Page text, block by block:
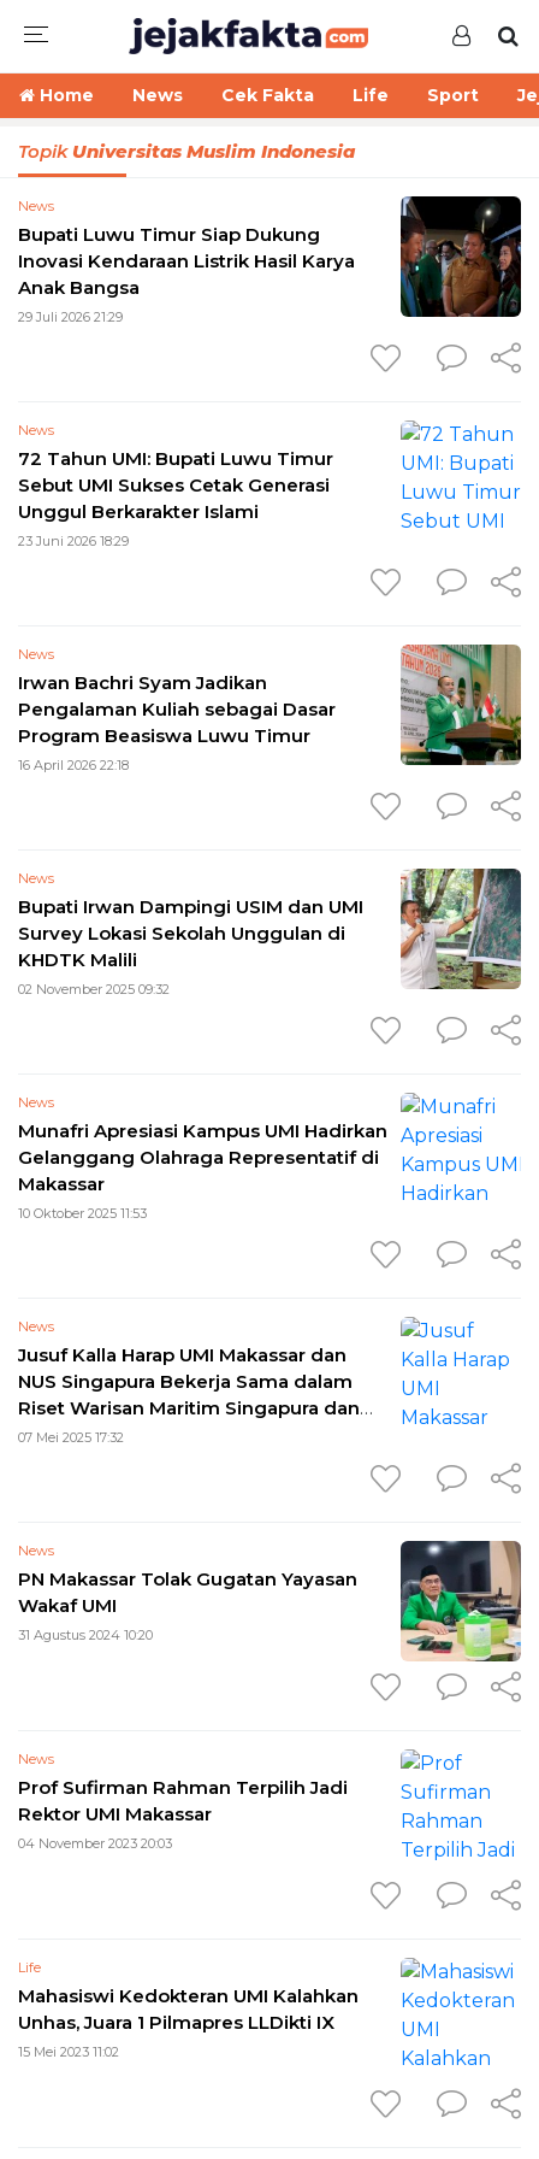
Home News Cek Fakta Life Sport
Topik Universitas Muslim Indonesia
News
Bupati Luwu Timur Siap Dukung
Inovasi Kendaraan Listrik Hasil Karya
Anak Bangsa
29 Juli 2026 21:29
News
72 Tahun UMI: Bupati Luwu Timur
Sebut UMI Sukses Cetak Generasi
Unggul Berkarakter Islami
23 Juni 2026 18:29
News
Irwan Bachri Syam Jadikan
Pengalaman Kuliah sebagai Dasar
Program Beasiswa Luwu Timur
16 April 2026 22:18
News
Bupati Irwan Dampingi USIM dan UMI
Survey Lokasi Sekolah Unggulan di
KHDTK Malili
02 November 2025 09:32
News
Munafri Apresiasi Kampus UMI Hadirkan
Gelanggang Olahraga Representatif di
Makassar
10 Oktober 2025 11:53
News
Jusuf Kalla Harap UMI Makassar dan
NUS Singapura Bekerja Sama dalam
Riset Warisan Maritim Singapura dan
Sulawesi
07 Mei 2025 17:32
News
PN Makassar Tolak Gugatan Yayasan
Wakaf UMI
31 Agustus 2024 10:20
News
Prof Sufirman Rahman Terpilih Jadi
Rektor UMI Makassar
04 November 2023 20:03
Life
Mahasiswi Kedokteran UMI Kalahkan
Unhas, Juara 1 Pilmapres LLDikti IX
15 Mei 2023 11:02